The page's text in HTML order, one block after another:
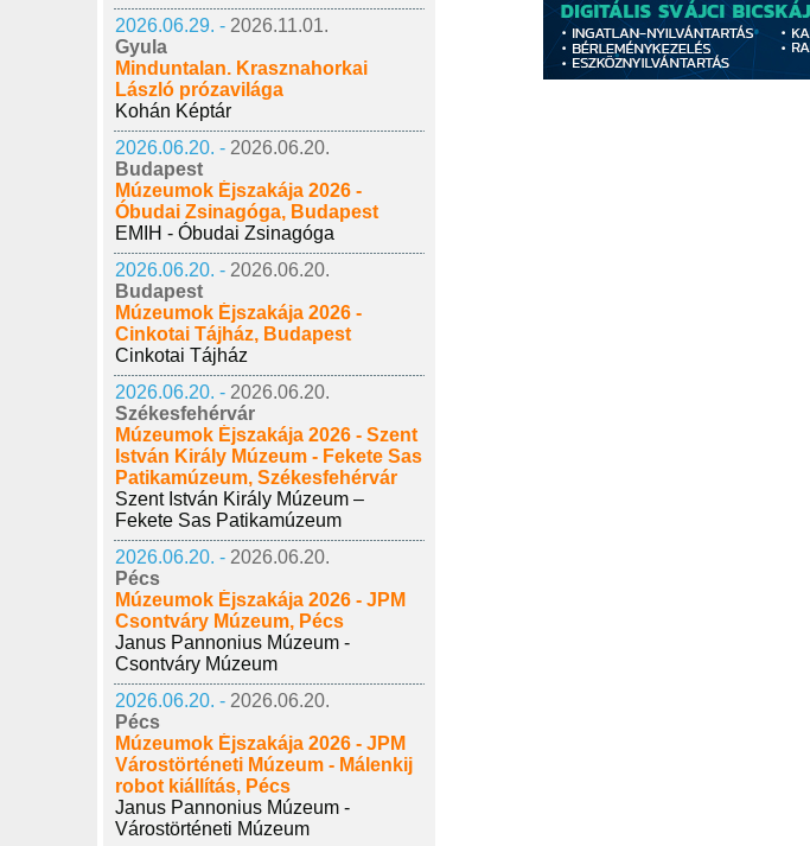
2026.06.29. - 2026.11.01.
Gyula
Minduntalan. Krasznahorkai
László prózavilága
Kohán Képtár
2026.06.20. - 2026.06.20.
Budapest
Múzeumok Éjszakája 2026 -
Óbudai Zsinagóga, Budapest
EMIH - Óbudai Zsinagóga
2026.06.20. - 2026.06.20.
Budapest
Múzeumok Éjszakája 2026 -
Cinkotai Tájház, Budapest
Cinkotai Tájház
2026.06.20. - 2026.06.20.
Székesfehérvár
Múzeumok Éjszakája 2026 - Szent
István Király Múzeum - Fekete Sas
Patikamúzeum, Székesfehérvár
Szent István Király Múzeum –
Fekete Sas Patikamúzeum
2026.06.20. - 2026.06.20.
Pécs
Múzeumok Éjszakája 2026 - JPM
Csontváry Múzeum, Pécs
Janus Pannonius Múzeum -
Csontváry Múzeum
2026.06.20. - 2026.06.20.
Pécs
Múzeumok Éjszakája 2026 - JPM
Várostörténeti Múzeum - Málenkij
robot kiállítás, Pécs
Janus Pannonius Múzeum -
Várostörténeti Múzeum